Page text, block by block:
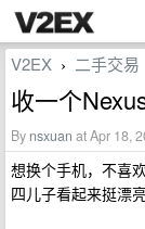
V2EX › 二手交易
收一个
By nsxuan at Apr 18,
想换个手机，不喜
四儿子看起来挺漂